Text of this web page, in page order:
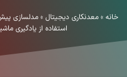
خانه» معدنکاری دیجیتال» مدلسازی
استفاده از یادگیری